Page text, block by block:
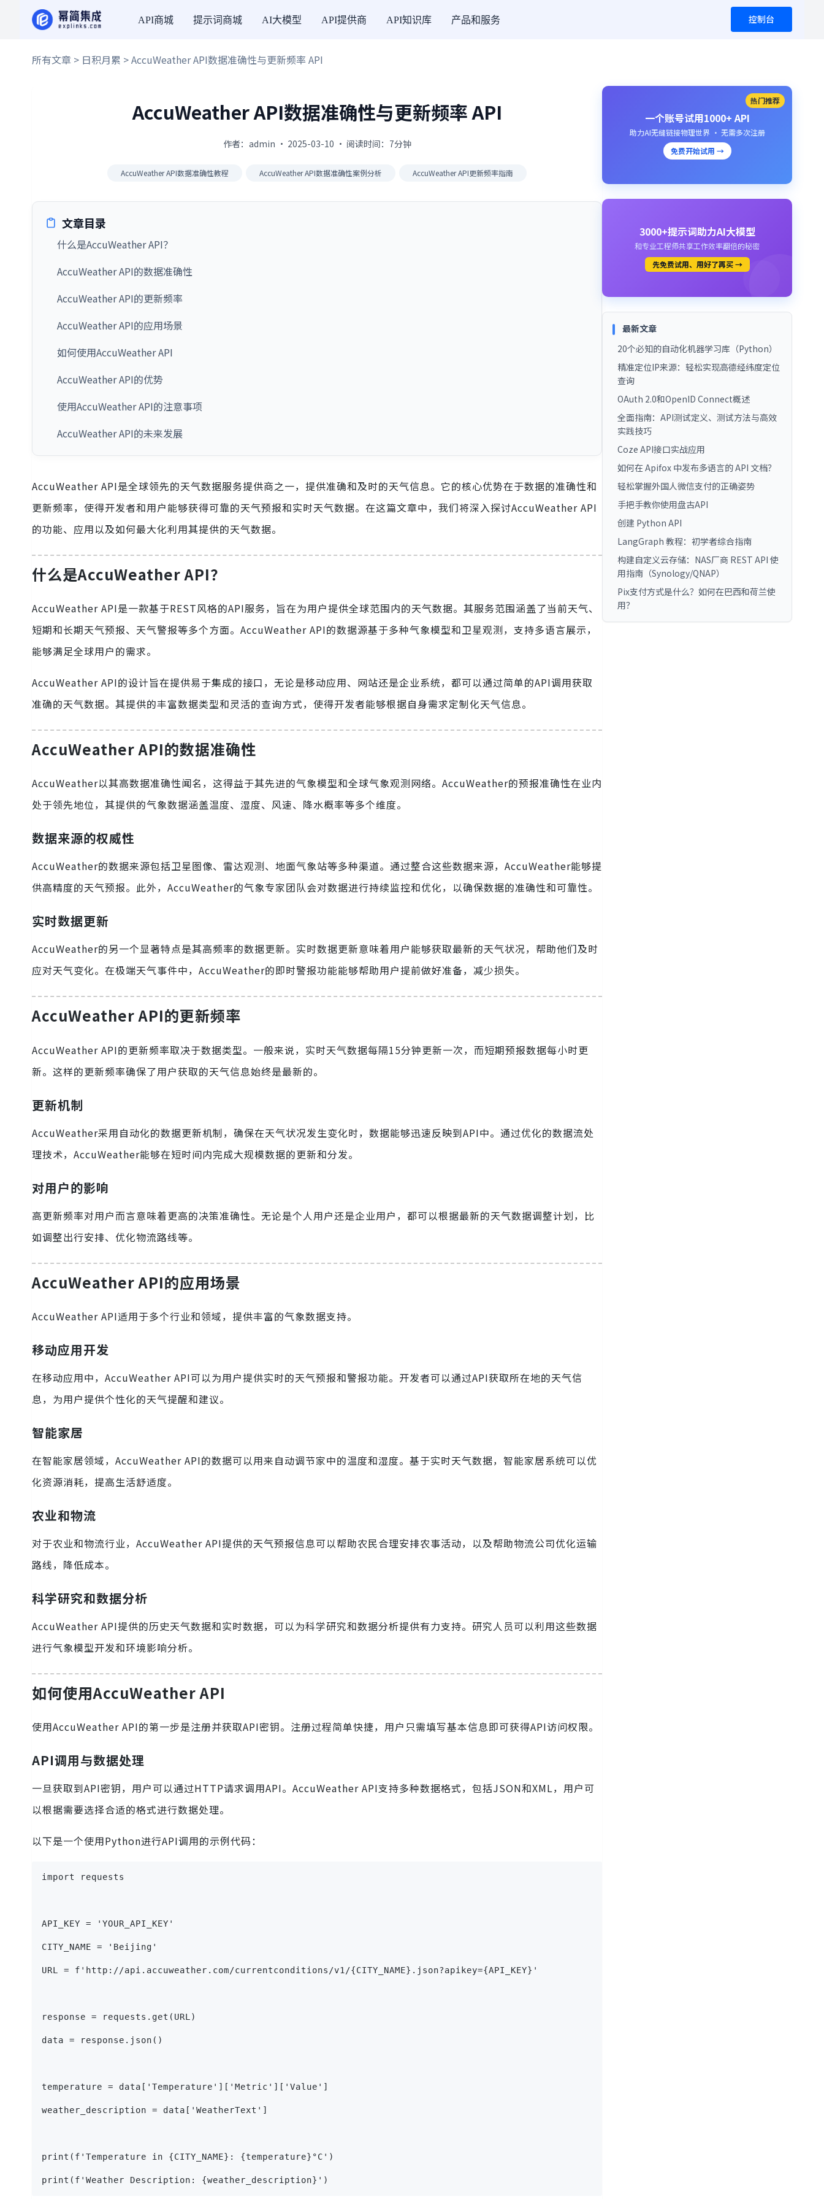
API商城 提示词商城 AI大模型 API提供商 API知识库 产品和服务 控制台
所有文章 > 日积月累 > AccuWeather API数据准确性与更新频率 API
AccuWeather API数据准确性与更新频率 API
作者：admin · 2025-03-10 · 阅读时间：7分钟
AccuWeather API数据准确性教程 AccuWeather API数据准确性案例分析 AccuWeather API更新频率指南
文章目录
什么是AccuWeather API？
AccuWeather API的数据准确性
AccuWeather API的更新频率
AccuWeather API的应用场景
如何使用AccuWeather API
AccuWeather API的优势
使用AccuWeather API的注意事项
AccuWeather API的未来发展
AccuWeather API是全球领先的天气数据服务提供商之一，提供准确和及时的天气信息。它的核心优势在于数据的准确性和
更新频率，使得开发者和用户能够获得可靠的天气预报和实时天气数据。在这篇文章中，我们将深入探讨AccuWeather API
的功能、应用以及如何最大化利用其提供的天气数据。
什么是AccuWeather API？
AccuWeather API是一款基于REST风格的API服务，旨在为用户提供全球范围内的天气数据。其服务范围涵盖了当前天气、
短期和长期天气预报、天气警报等多个方面。AccuWeather API的数据源基于多种气象模型和卫星观测，支持多语言展示，
能够满足全球用户的需求。
AccuWeather API的设计旨在提供易于集成的接口，无论是移动应用、网站还是企业系统，都可以通过简单的API调用获取
准确的天气数据。其提供的丰富数据类型和灵活的查询方式，使得开发者能够根据自身需求定制化天气信息。
AccuWeather API的数据准确性
AccuWeather以其高数据准确性闻名，这得益于其先进的气象模型和全球气象观测网络。AccuWeather的预报准确性在业内
处于领先地位，其提供的气象数据涵盖温度、湿度、风速、降水概率等多个维度。
数据来源的权威性
AccuWeather的数据来源包括卫星图像、雷达观测、地面气象站等多种渠道。通过整合这些数据来源，AccuWeather能够提
供高精度的天气预报。此外，AccuWeather的气象专家团队会对数据进行持续监控和优化，以确保数据的准确性和可靠性。
实时数据更新
AccuWeather的另一个显著特点是其高频率的数据更新。实时数据更新意味着用户能够获取最新的天气状况，帮助他们及时
应对天气变化。在极端天气事件中，AccuWeather的即时警报功能能够帮助用户提前做好准备，减少损失。
AccuWeather API的更新频率
AccuWeather API的更新频率取决于数据类型。一般来说，实时天气数据每隔15分钟更新一次，而短期预报数据每小时更
新。这样的更新频率确保了用户获取的天气信息始终是最新的。
更新机制
AccuWeather采用自动化的数据更新机制，确保在天气状况发生变化时，数据能够迅速反映到API中。通过优化的数据流处
理技术，AccuWeather能够在短时间内完成大规模数据的更新和分发。
对用户的影响
高更新频率对用户而言意味着更高的决策准确性。无论是个人用户还是企业用户，都可以根据最新的天气数据调整计划，比
如调整出行安排、优化物流路线等。
AccuWeather API的应用场景
AccuWeather API适用于多个行业和领域，提供丰富的气象数据支持。
移动应用开发
在移动应用中，AccuWeather API可以为用户提供实时的天气预报和警报功能。开发者可以通过API获取所在地的天气信
息，为用户提供个性化的天气提醒和建议。
智能家居
在智能家居领域，AccuWeather API的数据可以用来自动调节家中的温度和湿度。基于实时天气数据，智能家居系统可以优
化资源消耗，提高生活舒适度。
农业和物流
对于农业和物流行业，AccuWeather API提供的天气预报信息可以帮助农民合理安排农事活动，以及帮助物流公司优化运输
路线，降低成本。
科学研究和数据分析
AccuWeather API提供的历史天气数据和实时数据，可以为科学研究和数据分析提供有力支持。研究人员可以利用这些数据
进行气象模型开发和环境影响分析。
如何使用AccuWeather API
使用AccuWeather API的第一步是注册并获取API密钥。注册过程简单快捷，用户只需填写基本信息即可获得API访问权限。
API调用与数据处理
一旦获取到API密钥，用户可以通过HTTP请求调用API。AccuWeather API支持多种数据格式，包括JSON和XML，用户可
以根据需要选择合适的格式进行数据处理。
以下是一个使用Python进行API调用的示例代码：
import requests
API_KEY = 'YOUR_API_KEY'
CITY_NAME = 'Beijing'
URL = f'http://api.accuweather.com/currentconditions/v1/{CITY_NAME}.json?apikey={API_KEY}'
response = requests.get(URL)
data = response.json()
temperature = data['Temperature']['Metric']['Value']
weather_description = data['WeatherText']
print(f'Temperature in {CITY_NAME}: {temperature}°C')
print(f'Weather Description: {weather_description}')
热门推荐
一个账号试用1000+ API
助力AI无缝链接物理世界 · 无需多次注册
免费开始试用 →
3000+提示词助力AI大模型
和专业工程师共享工作效率翻倍的秘密
先免费试用、用好了再买 →
最新文章
20个必知的自动化机器学习库（Python）
精准定位IP来源：轻松实现高德经纬度定位
查询
OAuth 2.0和OpenID Connect概述
全面指南：API测试定义、测试方法与高效
实践技巧
Coze API接口实战应用
如何在 Apifox 中发布多语言的 API 文档？
轻松掌握外国人微信支付的正确姿势
手把手教你使用盘古API
创建 Python API
LangGraph 教程：初学者综合指南
构建自定义云存储：NAS厂商 REST API 使
用指南（Synology/QNAP）
Pix支付方式是什么？如何在巴西和荷兰使
用？